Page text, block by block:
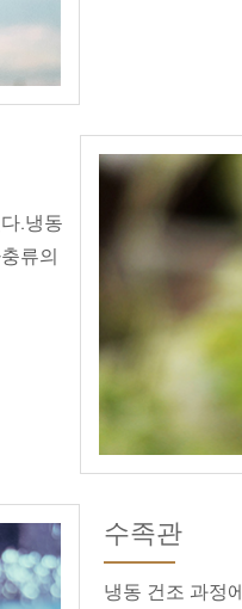
.냉동
류의
수족관
냉동 건조 과정